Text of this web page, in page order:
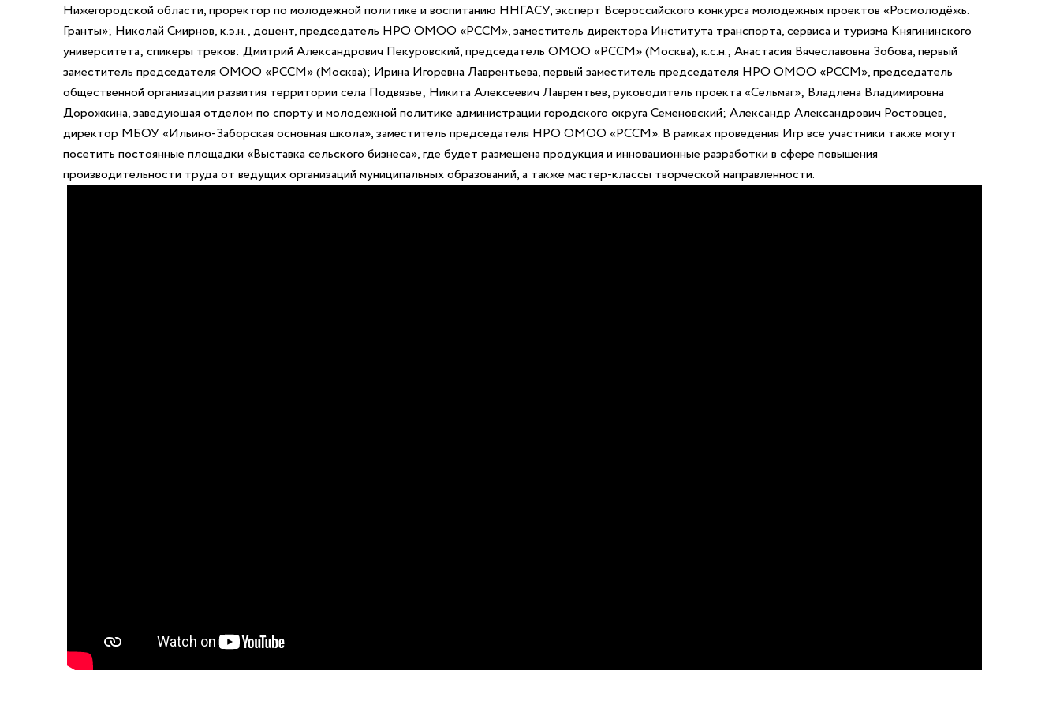
Нижегородской области, проректор по молодежной политике и воспитанию ННГАСУ, эксперт Всероссийского конкурса молодежных проектов «Росмолодёжь.
Гранты»; Николай Смирнов, к.э.н., доцент, председатель НРО ОМОО «РССМ», заместитель директора Института транспорта, сервиса и туризма Княгининского
университета; спикеры треков: Дмитрий Александрович Пекуровский, председатель ОМОО «РССМ» (Москва), к.с.н.; Анастасия Вячеславовна Зобова, первый
заместитель председателя ОМОО «РССМ» (Москва); Ирина Игоревна Лаврентьева, первый заместитель председателя НРО ОМОО «РССМ», председатель
общественной организации развития территории села Подвязье; Никита Алексеевич Лаврентьев, руководитель проекта «Сельмаг»; Владлена Владимировна
Дорожкина, заведующая отделом по спорту и молодежной политике администрации городского округа Семеновский; Александр Александрович Ростовцев,
директор МБОУ «Ильино-Заборская основная школа», заместитель председателя НРО ОМОО «РССМ». В рамках проведения Игр все участники также могут
посетить постоянные площадки «Выставка сельского бизнеса», где будет размещена продукция и инновационные разработки в сфере повышения
производительности труда от ведущих организаций муниципальных образований, а также мастер-классы творческой направленности.